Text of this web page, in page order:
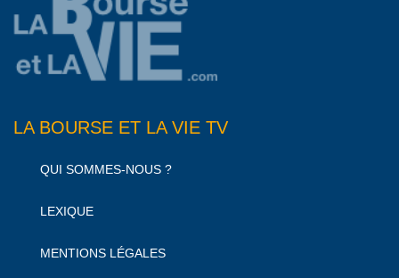
LA BOURSE ET LA VIE TV
QUI SOMMES-NOUS ?
LEXIQUE
MENTIONS LÉGALES